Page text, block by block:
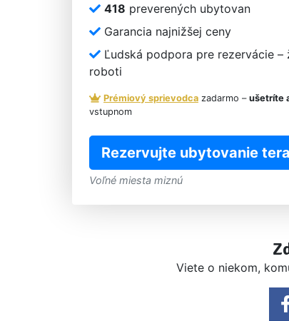
418 preverených ubytovan
Garancia najnižšej ceny
Ľudská podpora pre rezervácie –
roboti
Prémiový sprievodca zadarmo – ušetríte
vstupnom
Rezervujte ubytovanie
Voľné miesta miznú
Viete o niekom,